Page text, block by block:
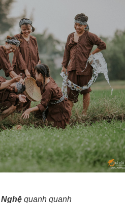
Nghệquanh quanh